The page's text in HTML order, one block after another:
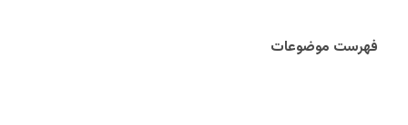
فهرست موضوعات